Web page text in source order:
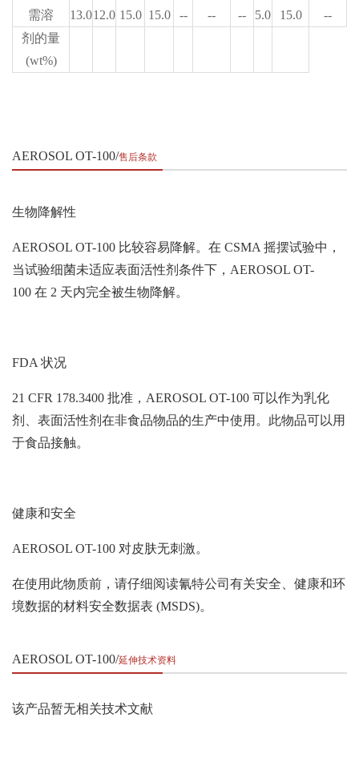
需溶
13.012.0 15.0 15.0 -- -- -- 5.0 15.0
--
剂的量
(wt%)
AEROSOL OT-100 售后条款
生物降解性
AEROSOL OT-100 比较容易降解。在 CSMA 摇摆试验中，
当试验细菌未适应表面活性剂条件下，AEROSOL OT-
100 在 2 天内完全被生物降解。
FDA 状况
21 CFR 178.3400 批准，AEROSOL OT-100 可以作为乳化
剂、表面活性剂在非食品物品的生产中使用。此物品可以用
于食品接触。
健康和安全
AEROSOL OT-100 对皮肤无刺激。
在使用此物质前，请仔细阅读氰特公司有关安全、健康和环
境数据的材料安全数据表 (MSDS)。
AEROSOL OT-100 延伸技术资料
该产品暂无相关技术文献